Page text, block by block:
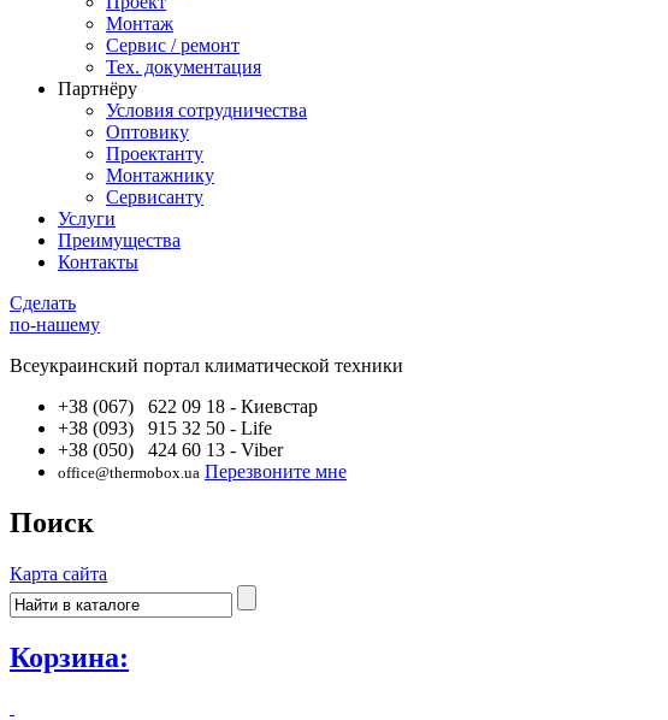
Монтаж
Сервис / ремонт
Тех. документация
Партнёру
Условия сотрудничества
Оптовику
Проектанту
Монтажнику
Сервисанту
Услуги
Преимущества
Контакты
Сделать
по-нашему
Всеукраинский портал климатической техники
+38 (067) 622 09 18 - Киевстар
+38 (093) 915 32 50 - Life
+38 (050) 424 60 13 - Viber
office@thermobox.ua Перезвоните мне
Поиск
Карта сайта
Корзина: